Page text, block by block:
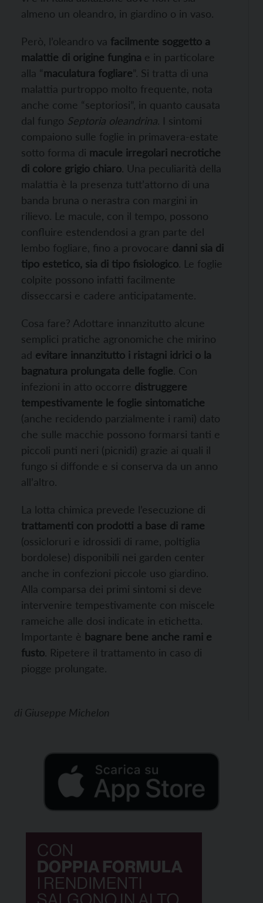
almeno un oleandro, in giardino o in vaso.
Però, l’oleandro va facilmente soggetto a
malattie di origine fungina e in particolare
alla “maculatura fogliare”. Si tratta di una
malattia purtroppo molto frequente, nota
anche come “septoriosi”, in quanto causata
dal fungo Septoria oleandrina. I sintomi
compaiono sulle foglie in primavera-estate
sotto forma di macule irregolari necrotiche
di colore grigio chiaro. Una peculiarità della
malattia è la presenza tutt’attorno di una
banda bruna o nerastra con margini in
rilievo. Le macule, con il tempo, possono
confluire estendendosi a gran parte del
lembo fogliare, fino a provocare danni sia di
tipo estetico, sia di tipo fisiologico. Le foglie
colpite possono infatti facilmente
disseccarsi e cadere anticipatamente.
Cosa fare? Adottare innanzitutto alcune
semplici pratiche agronomiche che mirino
ad evitare innanzitutto i ristagni idrici o la
bagnatura prolungata delle foglie. Con
infezioni in atto occorre distruggere
tempestivamente le foglie sintomatiche
(anche recidendo parzialmente i rami) dato
che sulle macchie possono formarsi tanti e
piccoli punti neri (picnidi) grazie ai quali il
fungo si diffonde e si conserva da un anno
all’altro.
La lotta chimica prevede l’esecuzione di
trattamenti con prodotti a base di rame
(ossicloruri e idrossidi di rame, poltiglia
bordolese) disponibili nei garden center
anche in confezioni piccole uso giardino.
Alla comparsa dei primi sintomi si deve
intervenire tempestivamente con miscele
rameiche alle dosi indicate in etichetta.
Importante è bagnare bene anche rami e
fusto. Ripetere il trattamento in caso di
piogge prolungate.
di Giuseppe Michelon